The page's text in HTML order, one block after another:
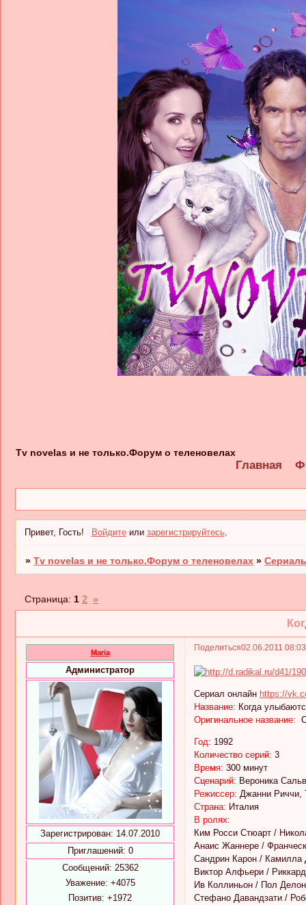
Tv novelas и не только.Форум о теленовелах
Главная
Привет, Гость! Войдитеили зарегистрируйтесь.
»Tv novelas и не только.Форум о теленовелах »
Страница:1 2 »
Поделиться02.06.2011
Maria
Администратор
Зарегистрирован: 14.07.2010
Приглашений: 0
Сообщений: 25362
Уважение: +4075
Позитив: +1972
Сериал онлайн https://
Название: Когда
Оригинальное название:
Год: 1992
Количество серий: 3
Время: 300 минут
Cценарий: Вероника
Режиссер: Джанни Риччи,
Страна: Италия
В ролях:
Ким Росси Стюарт /
Анаис Жаннере /
Сандрин Карон / Камилла
Виктор Алфьери /
Ив Коллиньон / Пол
Стефано Давандзати /